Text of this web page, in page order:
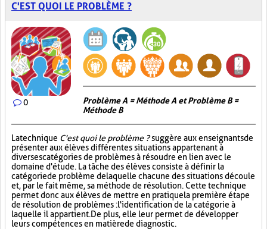
C'EST QUOI LE PROBLÈME ?
0
Problème A = Méthode A et Problème B =
Méthode B
La technique C'est quoi le problème ?suggère aux enseignants de
présenter aux élèves différentes situations appartenant à
diverses catégories de problèmes à résoudre en lien avec le
domaine d'étude. La tâche des élèves consiste à définir la
catégorie de problème de laquelle chacune des situations découle
et, par le fait même, sa méthode de résolution. Cette technique
permet donc aux élèves de mettre en pratique la première étape
de résolution de problèmes : l'identification de la catégorie à
laquelle il appartient. De plus, elle leur permet de développer
leurs compétences en matière de diagnostic.